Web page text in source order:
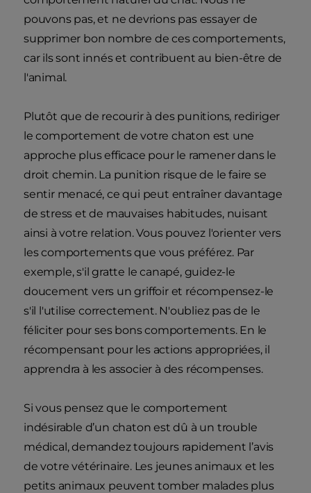
pouvons pas, et ne devrions pas essayer de
supprimer bon nombre de ces comportements,
car ils sont innés et contribuent au bien-être de
l'animal.
Plutôt que de recourir à des punitions, rediriger
le comportement de votre chaton est une
approche plus efficace pour le ramener dans le
droit chemin. La punition risque de le faire se
sentir menacé, ce qui peut entraîner davantage
de stress et de mauvaises habitudes, nuisant
ainsi à votre relation. Vous pouvez l'orienter vers
les comportements que vous préférez. Par
exemple, s'il gratte le canapé, guidez-le
doucement vers un griffoir et récompensez-le
s'il l'utilise correctement. N'oubliez pas de le
féliciter pour ses bons comportements. En le
récompensant pour les actions appropriées, il
apprendra à les associer à des récompenses.
Si vous pensez que le comportement
indésirable d’un chaton est dû à un trouble
médical, demandez toujours rapidement l’avis
de votre vétérinaire. Les jeunes animaux et les
petits animaux peuvent tomber malades plus